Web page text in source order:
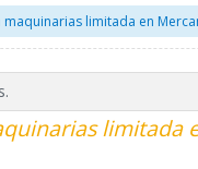
limitada en
limitada